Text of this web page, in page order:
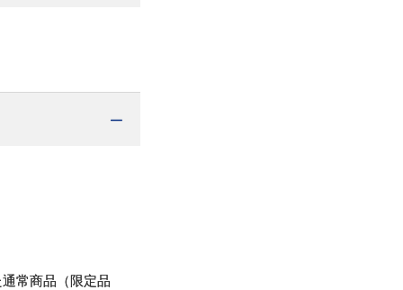
常商品（限定品